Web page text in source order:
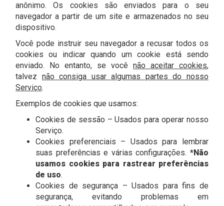
anônimo. Os cookies são enviados para o seu
navegador a partir de um site e armazenados no seu
dispositivo.
Você pode instruir seu navegador a recusar todos os
cookies ou indicar quando um cookie está sendo
enviado. No entanto, se você não aceitar cookies,
talvez não consiga usar algumas partes do nosso
Serviço.
Exemplos de cookies que usamos:
Cookies de sessão – Usados para operar nosso
Serviço.
Cookies preferenciais – Usados para lembrar
suas preferências e várias configurações. *Não
usamos cookies para rastrear preferências
de uso.
Cookies de segurança – Usados para fins de
segurança, evitando problemas em